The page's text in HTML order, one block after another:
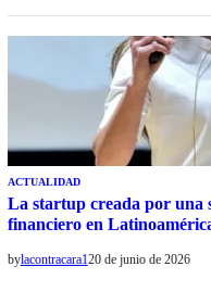
ACTUALIDAD
La startup creada por una
financiero en
bylacontracara120 de junio de 2026